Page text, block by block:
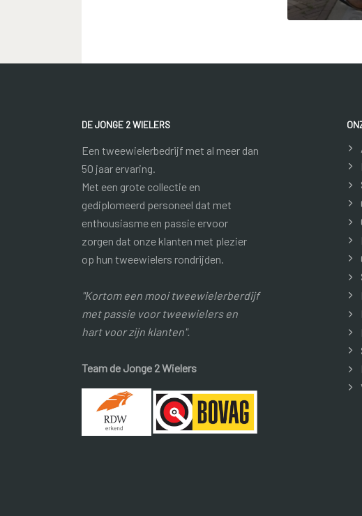
DE JONGE 2 WIELERS
Een tweewielerbedrijf met al meer dan
50 jaar ervaring.
Met een grote collectie en
gediplomeerd personeel dat met
enthousiasme en passie ervoor
zorgen dat onze klanten met plezier
op hun tweewielers rondrijden.
"Kortom een mooi tweewielerberdijf
met passie voor tweewielers en
hart voor zijn klanten".
Team de Jonge 2 Wielers